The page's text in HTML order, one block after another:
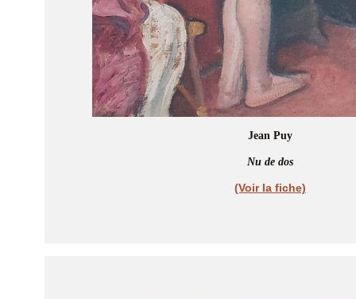
Jean Puy
Nu de dos
(Voir la fiche)